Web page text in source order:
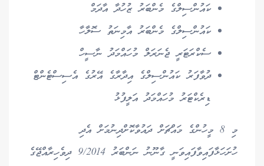
ކައުންސިލްގެ މެންބަރު ޒުހުދާ އާދަމް
ކައުންސިލްގެ މެންބަރު އާމިނަތު ސޮލާހާ
ސެކްރަޓަރީ ޖެނަރަލް މުހައްމަދު ނާސީހް
ދުވާފަރު ކައުންސިލްގެ އިދާރާގެ އޭރުގެ އެސިސްޓެންޓް
ޑިރެކްޓަރު މުހައްމަދު އަލީފުޅު
މި 8 މީހުންގެ މައްޗަށް ދައުވާކޮށްދިނުމަށް އެދި
ހުށަހަޅާފައިވާފައިވަނީ ގާނޫނު ނަންބަރު 9/2014 ދިވެހިރާއްޖޭގެ